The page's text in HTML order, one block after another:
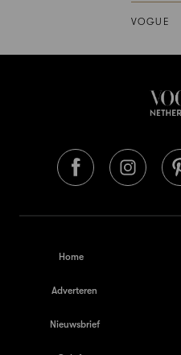
VOGUE
Home
Adverteren
Nieuwsbrief